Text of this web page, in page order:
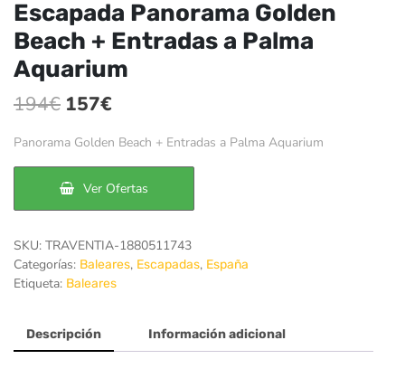
Escapada Panorama Golden
Beach + Entradas a Palma
Aquarium
194€ El
precio
era:
194€.
157€
precio
es:
157€.
Panorama Golden Beach + Entradas a Palma Aquarium
Ver Ofertas
SKU: TRAVENTIA-1880511743
Categorías: Baleares, Escapadas, España
Etiqueta: Baleares
Descripción Información adicional